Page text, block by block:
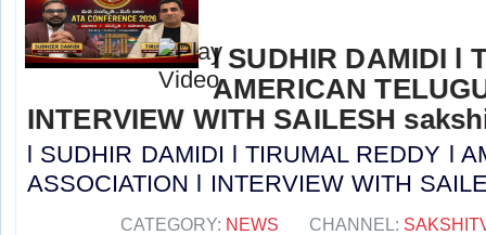
l SUDHIR DAMIDI l
AMERICAN
INTERVIEW WITH SAILESH
l SUDHIR DAMIDI l TIRUMAL REDDY l
ASSOCIATION l INTERVIEW WITH
CATEGORY: NEWS CHANNEL: